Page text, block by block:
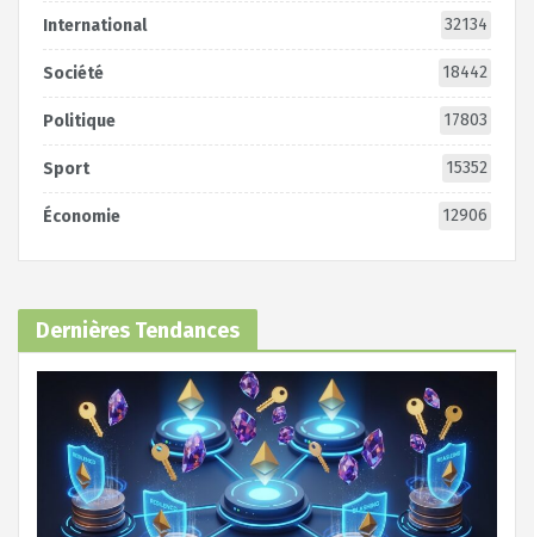
International 32134
Société 18442
Politique 17803
Sport 15352
Économie 12906
Dernières Tendances